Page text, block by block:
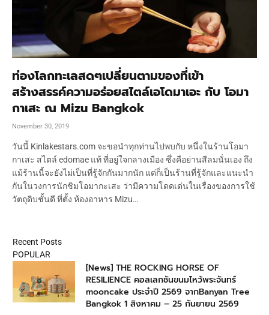
ท่องโลกทะเลสดๆเปลี่ยนตามของที่เข้า
สร้างสรรค์ความอร่อยสไตล์เอโดมาเอะ กับ โอมา
กาเสะ ณ Mizu Bangkok
November 30, 2019
วันนี้ Kinlakestars.com จะขอนำทุกท่านไปพบกับ หนึ่งในร้านโอมา
กาเสะ สไตล์ edomae แท้ ที่อยู่ใจกลางเมือง ซึ่งคือย่านสีลมนั่นเอง ถึง
แม้ร้านนี้จะยังไม่เป็นที่รู้จักกันมากนัก แต่ก็เป็นร้านที่รู้จักและแนะนำ
กันในวงการนักชิมโอมากะเสะ ว่ามีความโดดเด่นในเรื่องของการใช้
วัตถุดิบชั้นดี ที่ตั้ง ห้องอาหาร Mizu…
Recent Posts
POPULAR
[News] THE ROCKING HORSE OF
RESILIENCE คอลเลกชันขนมไหว้พระจันทร์
mooncake ประจำปี 2569 จากBanyan Tree
Bangkok 1 สิงหาคม – 25 กันยายน 2569